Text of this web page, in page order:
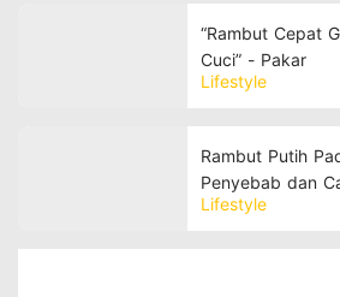
Lifestyle
“Rambut Cepat
Cuci” - Pakar
Lifestyle
Rambut Putih
Penyebab dan